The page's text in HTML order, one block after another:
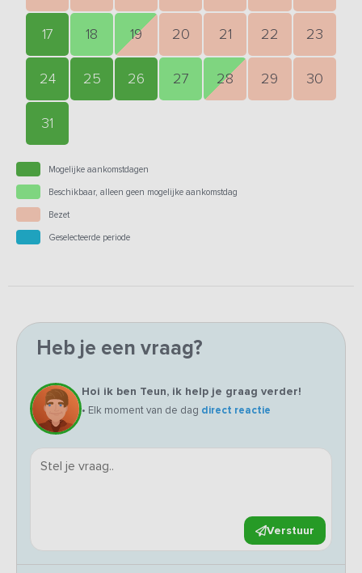
17 18 19 20 21 22 23
24 25 26 27 28 29 30
31
Mogelijke aankomstdagen
Beschikbaar, alleen geen mogelijke aankomstdag
Bezet
Geselecteerde periode
Heb je een vraag?
Hoi ik ben Teun, ik help je graag verder!
• Elk moment van de dag direct reactie
Verstuur